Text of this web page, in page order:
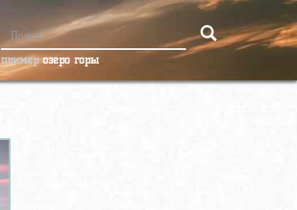
примерозеро горы